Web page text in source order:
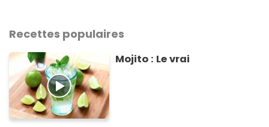
Recettes populaires
Mojito : Le vrai